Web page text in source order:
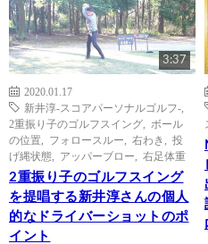
3:37
2020.01.17
新井淳-スコアパーソナルゴルフ-
2重振り子のゴルフスイング
ボール
の位置
フォロースルー 右わき
投
げ縄状態
アッパーブロー 右足体重
2重振り子のゴルフスイング
を提唱する新井淳さんの個人
的なドライバーショットのポ
イント